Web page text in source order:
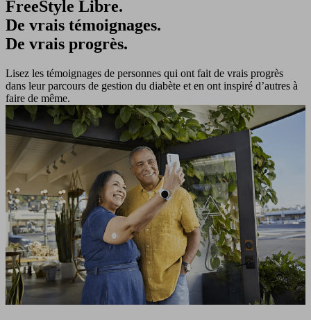
FreeStyle Libre.
De vrais témoignages.
De vrais progrès.
Lisez les témoignages de personnes qui ont fait de vrais progrès
dans leur parcours de gestion du diabète et en ont inspiré d’autres à
faire de même.